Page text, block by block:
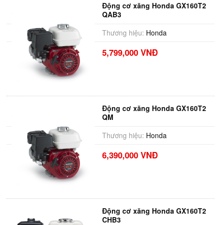
Động cơ xăng Honda GX160T2
QAB3
Thương hiệu: Honda
5,799,000 VNĐ
Động cơ xăng Honda GX160T2
QM
Thương hiệu: Honda
6,390,000 VNĐ
Động cơ xăng Honda GX160T2
CHB3